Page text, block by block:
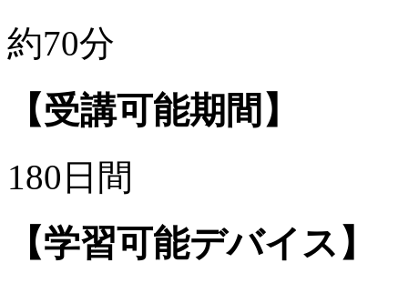
約70分
【受講可能期間】
180日間
【学習可能デバイス】